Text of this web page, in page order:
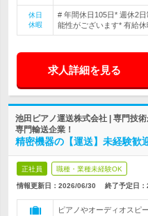
休日
休暇
# 年間休日105日* 週休2
能性がございます* 有給休
求人詳細を見る
池田ピアノ運送株式会社 | 専門技
専門輸送企業！
精密機器の【運送】未経験
正社員 職種・業種未経験OK
情報更新日：2026/06/30 終了予定日：
ピアノやオーディオスピ